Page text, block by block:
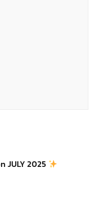
JULY 2025